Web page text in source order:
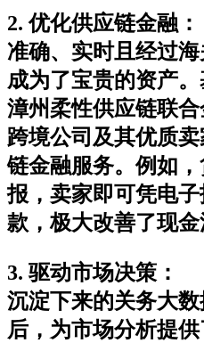
2. 优化供应链金融 ：
准确、实时且经过海
成为了宝贵的资产
漳州柔性供应链联
跨境公司及其优质
链金融服务。例如
报，卖家即可凭电
款，极大改善了现金
3. 驱动市场决策 ：
沉淀下来的关务大
后，为市场分析提